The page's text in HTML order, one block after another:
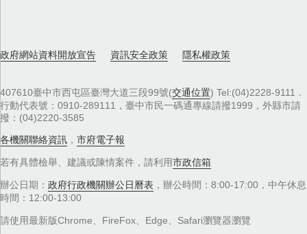
政府網站資料開放宣告 資訊安全政策 隱私權政策
407610臺中市西屯區臺灣大道三段99號(交通位置) Tel:(04)2228-9111．
行動代表號：0910-289111，臺中市民一碼通專線請撥1999，外縣市請
撥：(04)2220-3585
各機關聯絡資訊 ， 市府電子報
若有具體檢舉、建議或陳情案件，請利用市政信箱
辦公日期： 政府行政機關辦公日曆表 ，辦公時間：8:00-17:00，中午休息
時間：12:00-13:00
請使用最新版Chrome、FireFox、Edge、Safari瀏覽器瀏覽